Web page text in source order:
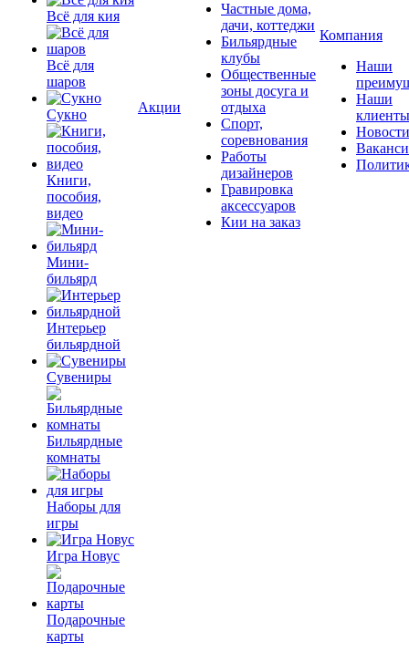
Всё для кия
Всё для
шаров
Сукно
Книги,
пособия,
видео
Мини-
бильярд
Интерьер
бильярдной
Сувениры
Бильярдные
комнаты
Наборы для
игры
Игра Новус
Подарочные
карты
Акции
Частные дома,
дачи, коттеджи
Бильярдные
клубы
Общественные
зоны досуга и
отдыха
Спорт,
соревнования
Работы
дизайнеров
Гравировка
аксессуаров
Кии на заказ
Компания
Наши
Наши
клиенты
Новости